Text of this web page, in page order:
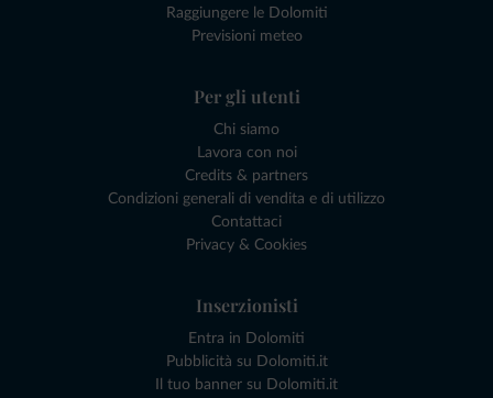
Raggiungere le Dolomiti
Previsioni meteo
Per gli utenti
Chi siamo
Lavora con noi
Credits & partners
Condizioni generali di vendita e di utilizzo
Contattaci
Privacy & Cookies
Inserzionisti
Entra in Dolomiti
Pubblicità su Dolomiti.it
Il tuo banner su Dolomiti.it